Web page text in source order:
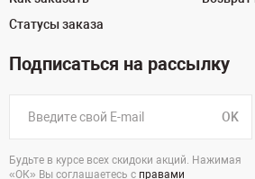
Статусы заказа
Подписаться на рассылку
OK
Будьте в курсе всех скидоки акций. Нажимая
«ОК» Вы соглашаетесь с правами